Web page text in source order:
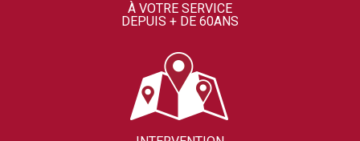
À VOTRE SERVICE
DEPUIS + DE 60ANS